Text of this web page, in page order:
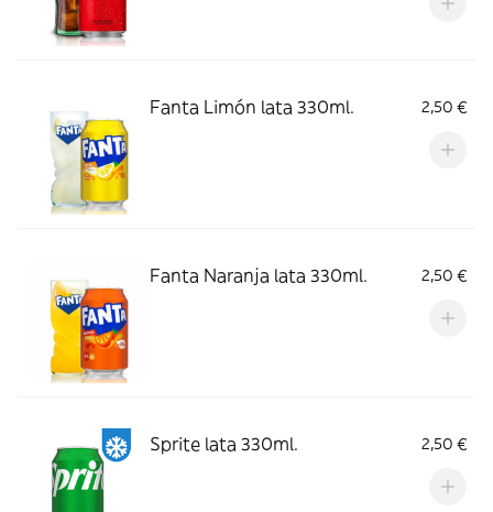
Fanta Limón lata 330ml. 2,50 €
Fanta Naranja lata 330ml. 2,50 €
Sprite lata 330ml. 2,50 €